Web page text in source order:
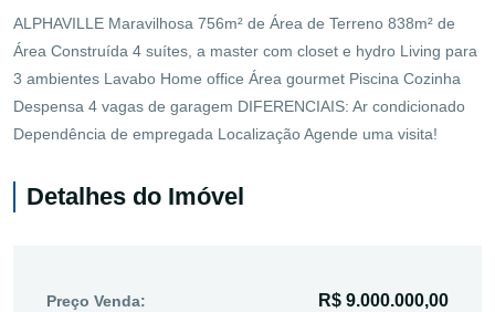
ALPHAVILLE Maravilhosa 756m² de Área de Terreno 838m² de
Área Construída 4 suítes, a master com closet e hydro Living para
3 ambientes Lavabo Home office Área gourmet Piscina Cozinha
Despensa 4 vagas de garagem DIFERENCIAIS: Ar condicionado
Dependência de empregada Localização Agende uma visita!
Detalhes do Imóvel
Preço Venda: R$ 9.000.000,00